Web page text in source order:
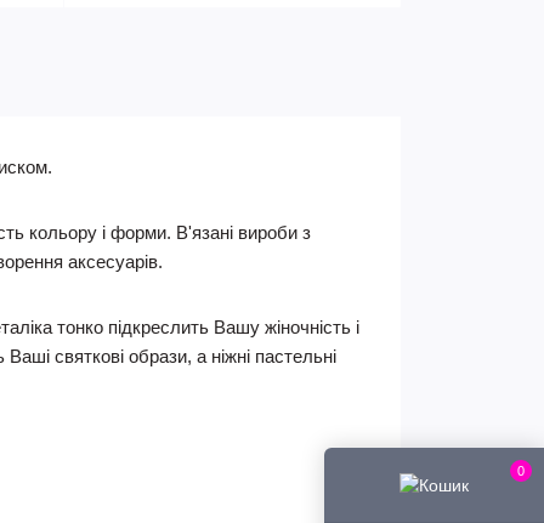
0
кольору і форми. В'язані вироби з
аксесуарів.
тонко підкреслить Вашу жіночність і
святкові образи, а ніжні пастельні